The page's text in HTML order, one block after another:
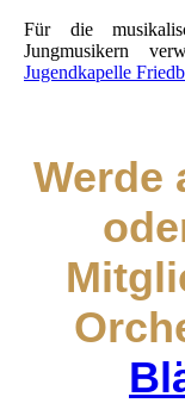
Für die
Jungmusikern
Jugendkapelle
Werde